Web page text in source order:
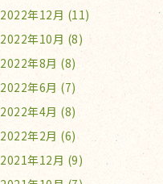
2022年12月 (11)
2022年10月 (8)
2022年8月 (8)
2022年6月 (7)
2022年4月 (8)
2022年2月 (6)
2021年12月 (9)